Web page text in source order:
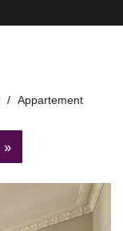
Appartement
»